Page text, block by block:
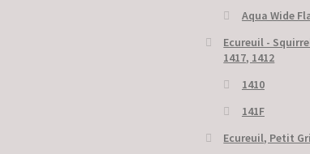
Aqua Wide
Ecureuil -
1417, 1412
1410
141F
Ecureuil, Petit